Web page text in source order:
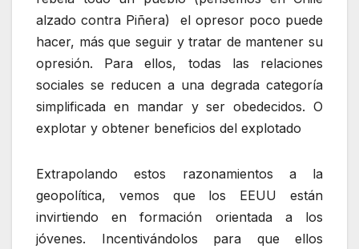
alzado contra Piñera) el opresor poco puede
hacer, más que seguir y tratar de mantener su
opresión. Para ellos, todas las relaciones
sociales se reducen a una degrada categoría
simplificada en mandar y ser obedecidos. O
explotar y obtener beneficios del explotado
Extrapolando estos razonamientos a la
geopolítica, vemos que los EEUU están
invirtiendo en formación orientada a los
jóvenes. Incentivándolos para que ellos